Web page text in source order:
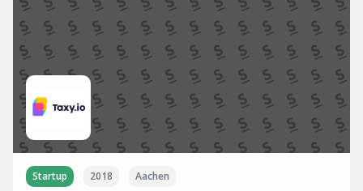
Startup 2018 Aachen